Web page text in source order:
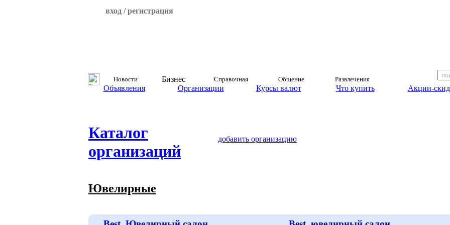
вход / регистрация
Новости Бизнес Справочная Общение Развлечения
Объявления Организации Курсы валют Что купить Акции-
Каталог
организаций
добавить организацию
Ювелирные